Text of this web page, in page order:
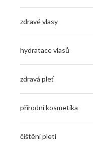
zdravé vlasy
hydratace vlasů
zdravá pleť
přírodní kosmetika
čištění pleti